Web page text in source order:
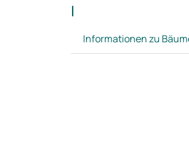
I
Informationen zu